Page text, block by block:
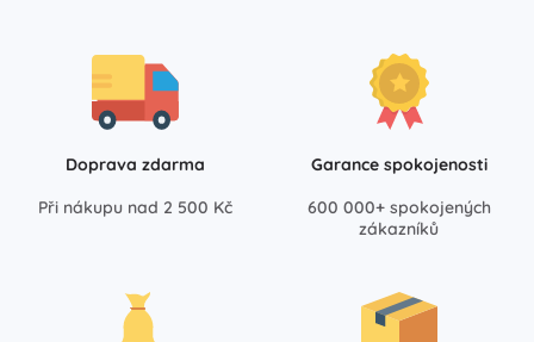
Doprava zdarma
Při nákupu nad 2 500 Kč
Garance spokojenosti
600 000+ spokojených
zákazníků